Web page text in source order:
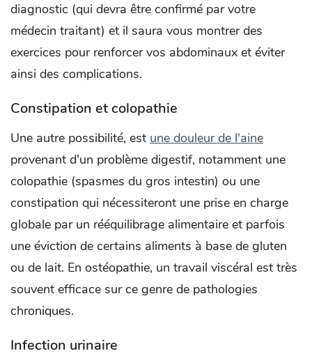
diagnostic (qui devra être confirmé par votre
médecin traitant) et il saura vous montrer des
exercices pour renforcer vos abdominaux et éviter
ainsi des complications.
Constipation et colopathie
Une autre possibilité, est une douleur de l'aine
provenant d'un problème digestif, notamment une
colopathie (spasmes du gros intestin) ou une
constipation qui nécessiteront une prise en charge
globale par un rééquilibrage alimentaire et parfois
une éviction de certains aliments à base de gluten
ou de lait. En ostéopathie, un travail viscéral est très
souvent efficace sur ce genre de pathologies
chroniques.
Infection urinaire